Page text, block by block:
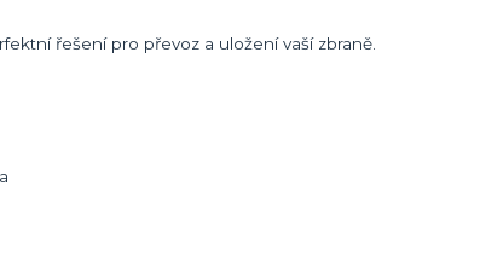
řešení pro převoz a uložení vaší zbraně.